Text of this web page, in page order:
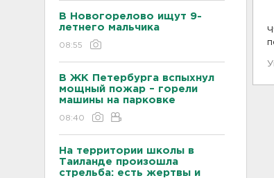
В Новогорелово ищут 9-
летнего мальчика
08:55
В ЖК Петербурга вспыхнул
мощный пожар – горели
машины на парковке
08:40
На территории школы в
Таиланде произошла
стрельба: есть жертвы и